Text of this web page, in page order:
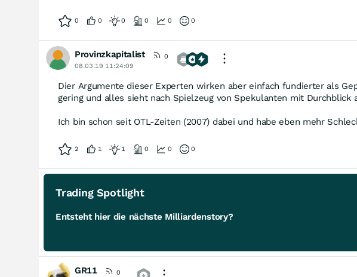
0 0 0 0 0 0
Provinzkapitalist
0
08.03.19 11:24:09
Dier Argumente dieser Experten wirken aber einfach fundierter als
gering und alles sieht nach Spielzeug von Spekulanten mit Durchblick
Ich bin schon seit OTL-Zeiten (2007) dabei und habe eben mehr
2 1 1 0 0 0
Trading Spotlight
Entsteht hier die nächste Milliardenstory?
GR11
0